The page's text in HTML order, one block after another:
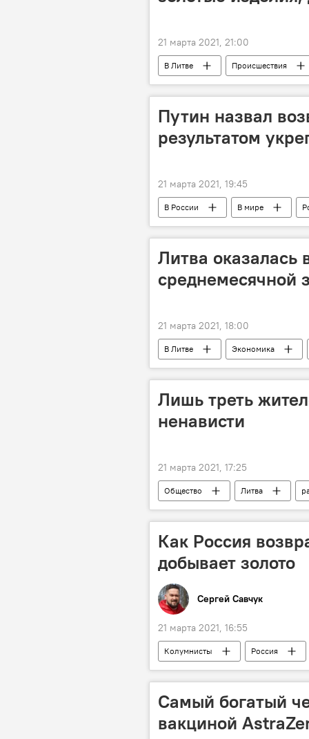
21 марта 2021, 21:00
В Литве Происшествия
Путин назвал
результатом
21 марта 2021, 19:45
В России В мире
Литва оказалась
среднемесячной
21 марта 2021, 18:00
В Литве Экономика
Лишь треть
ненависти
21 марта 2021, 17:25
Общество Литва
Как Россия
добывает золото
Сергей Савчук
21 марта 2021, 16:55
Колумнисты Россия
Самый богатый
вакциной